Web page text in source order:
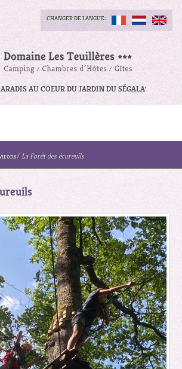
CHANGER DE LANGUE:
AU COEUR DU JARDIN DU SÉGALA'
/La Forêt des écureuils